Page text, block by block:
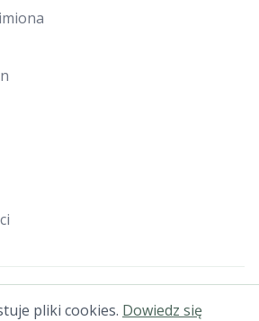
Wszelkie prawa zastrzeżone.
pliki cookies. Dowiedz się